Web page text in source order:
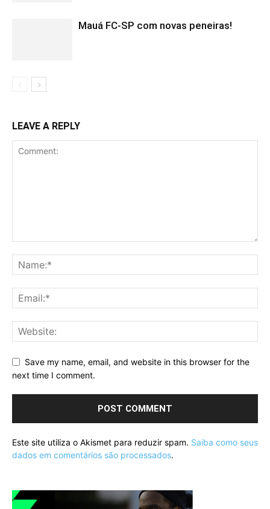
Mauá FC-SP com novas peneiras!
LEAVE A REPLY
Save my name, email, and website in this browser for the
next time I comment.
Este site utiliza o Akismet para reduzir spam. Saiba como seus
dados em comentários são processados.